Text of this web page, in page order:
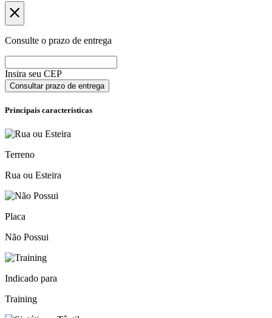
Consulte o prazo de entrega
Insira seu CEP
Consultar prazo de entrega
Principais características
Terreno
Rua ou Esteira
Placa
Não Possui
Indicado para
Training